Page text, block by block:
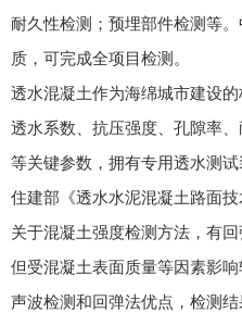
耐久性检测；预埋部件检测等
质，可完成全项目检测。
透水混凝土作为海绵城市建设
透水系数、抗压强度、孔隙率
等关键参数，拥有专用透水测
住建部《透水水泥混凝土路面技
关于混凝土强度检测方法，有
但受混凝土表面质量等因素影
声波检测和回弹法优点，检测